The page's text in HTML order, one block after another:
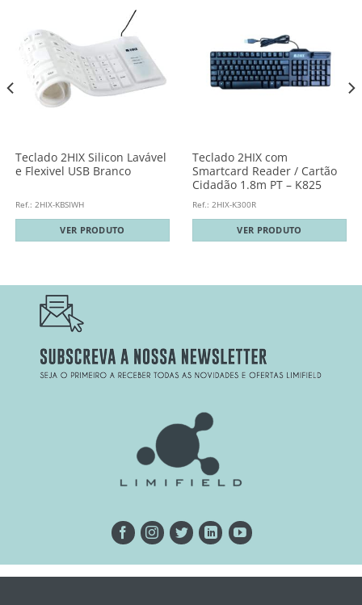
Teclado 2HIX Silicon Lavável
e Flexivel USB Branco
Ref.: 2HIX-KBSIWH
VER PRODUTO
Teclado 2HIX com
Smartcard Reader / Cartão
Cidadão 1.8m PT – K825
Ref.: 2HIX-K300R
VER PRODUTO